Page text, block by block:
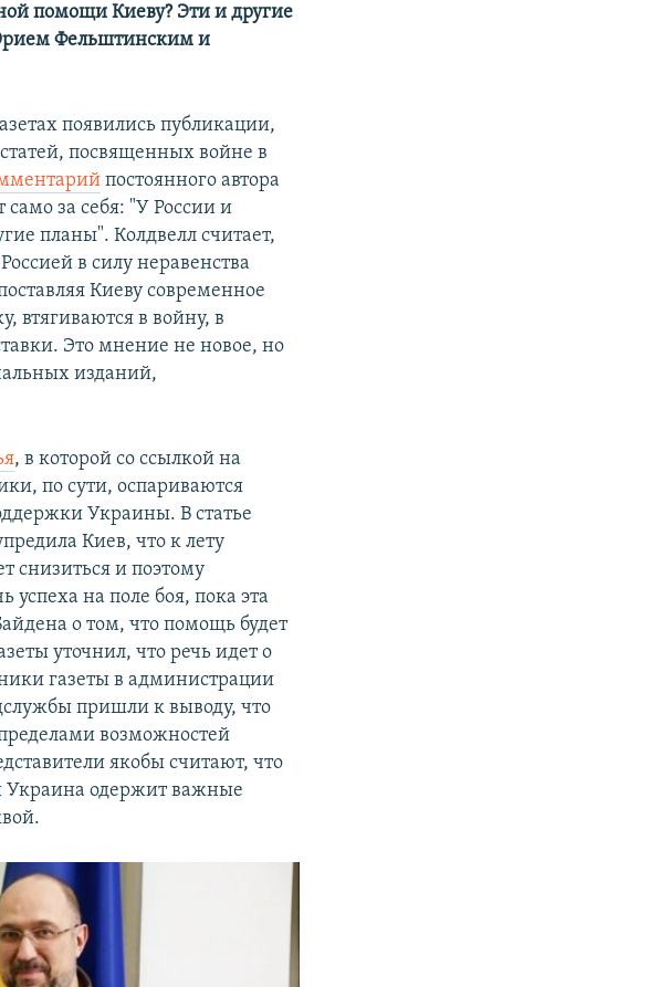
помощи Киеву? Эти и другие
Фельштинским и
появились публикации,
посвященных войне в
постоянного автора
само за себя: "У России и
планы". Колдвелл считает,
в силу неравенства
Киеву современное
втягиваются в войну, в
Это мнение не новое, но
изданий,
, в которой со ссылкой на
по сути, оспариваются
Украины. В статье
Киев, что к лету
снизиться и поэтому
на поле боя, пока эта
о том, что помощь будет
уточнил, что речь идет о
газеты в администрации
пришли к выводу, что
возможностей
якобы считают, что
Украина одержит важные